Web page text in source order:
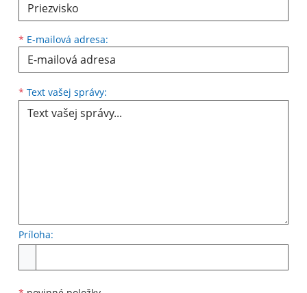
* E-mailová adresa:
* Text vašej správy:
Príloha: